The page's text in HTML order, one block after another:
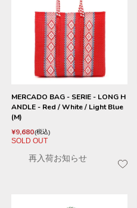
MERCADO BAG - SERIE - LONG H
ANDLE - Red / White / Light Blue
(M)
¥9,680 税込
SOLD OUT
再入荷お知らせ